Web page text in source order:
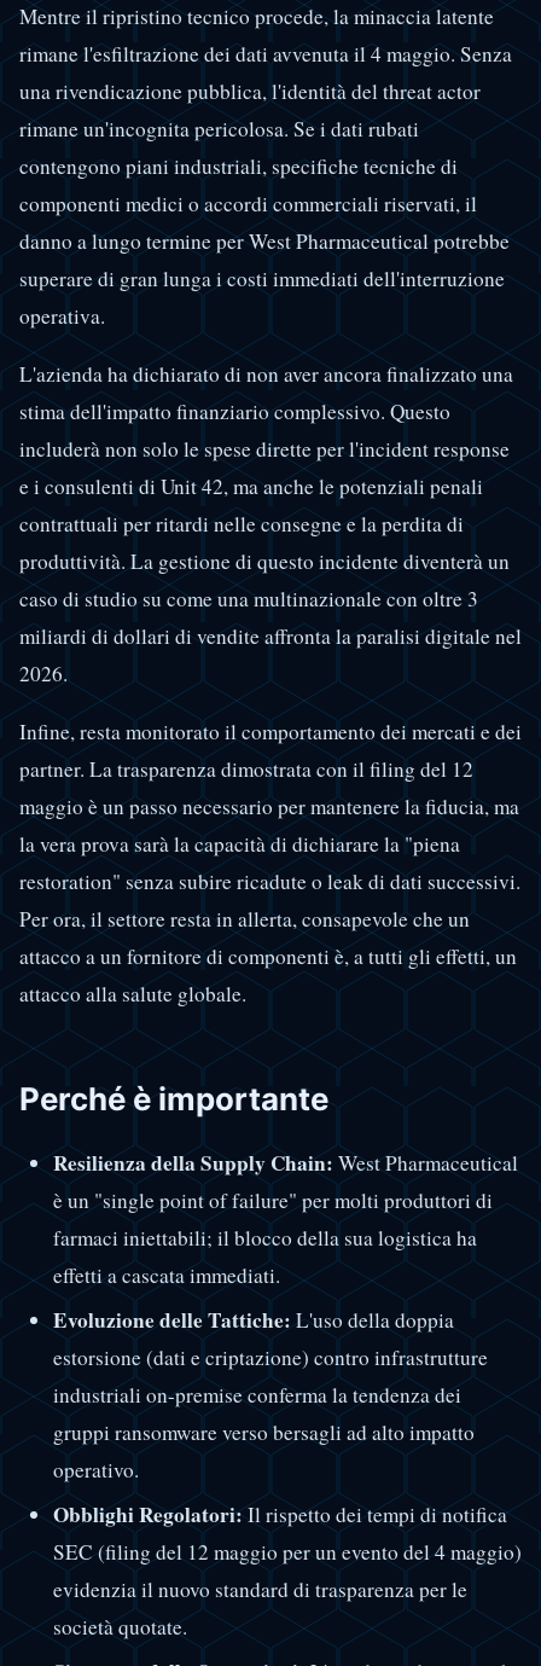
Mentre il ripristino tecnico procede, la minaccia latente
rimane l'esfiltrazione dei dati avvenuta il 4 maggio. Senza
una rivendicazione pubblica, l'identità del threat actor
rimane un'incognita pericolosa. Se i dati rubati
contengono piani industriali, specifiche tecniche di
componenti medici o accordi commerciali riservati, il
danno a lungo termine per West Pharmaceutical potrebbe
superare di gran lunga i costi immediati dell'interruzione
operativa.
L'azienda ha dichiarato di non aver ancora finalizzato una
stima dell'impatto finanziario complessivo. Questo
includerà non solo le spese dirette per l'incident response
e i consulenti di Unit 42, ma anche le potenziali penali
contrattuali per ritardi nelle consegne e la perdita di
produttività. La gestione di questo incidente diventerà un
caso di studio su come una multinazionale con oltre 3
miliardi di dollari di vendite affronta la paralisi digitale nel
2026.
Infine, resta monitorato il comportamento dei mercati e dei
partner. La trasparenza dimostrata con il filing del 12
maggio è un passo necessario per mantenere la fiducia, ma
la vera prova sarà la capacità di dichiarare la "piena
restoration" senza subire ricadute o leak di dati successivi.
Per ora, il settore resta in allerta, consapevole che un
attacco a un fornitore di componenti è, a tutti gli effetti, un
attacco alla salute globale.
Perché è importante
Resilienza della Supply Chain: West Pharmaceutical
è un "single point of failure" per molti produttori di
farmaci iniettabili; il blocco della sua logistica ha
effetti a cascata immediati.
Evoluzione delle Tattiche:L'uso della doppia
estorsione (dati e criptazione) contro infrastrutture
industriali on-premise conferma la tendenza dei
gruppi ransomware verso bersagli ad alto impatto
operativo.
Obblighi Regolatori:Il rispetto dei tempi di notifica
SEC (filing del 12 maggio per un evento del 4 maggio)
evidenzia il nuovo standard di trasparenza per le
società quotate.